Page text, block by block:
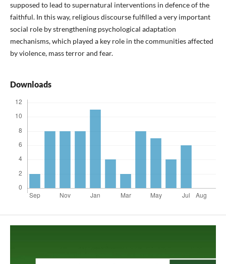
supposed to lead to supernatural interventions in defence of the
faithful. In this way, religious discourse fulfilled a very important
social role by strengthening psychological adaptation
mechanisms, which played a key role in the communities affected
by violence, mass terror and fear.
Downloads